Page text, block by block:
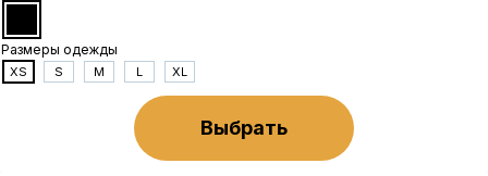
Размеры одежды
XS S M L XL
Выбрать